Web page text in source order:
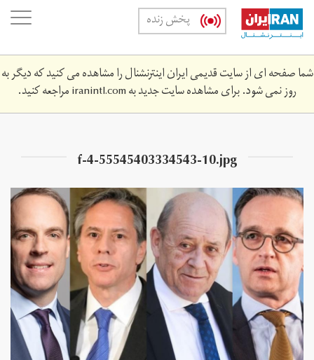
Skip
main
content
پخش زنده
شما صفحه ای از سایت قدیمی ایران اینترنشنال را مشاهده می کنید که دیگر به
روز نمی شود. برای مشاهده سایت جدید بهiranintl.comمراجعه کنید.
f-4-55545403334543-10.jpg